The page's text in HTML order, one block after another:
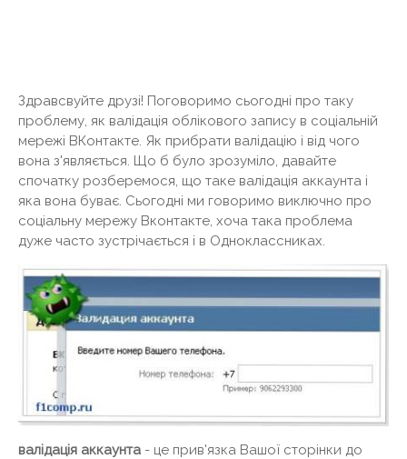
Здравсвуйте друзі! Поговоримо сьогодні про таку
проблему, як валідація облікового запису в соціальній
мережі ВКонтакте. Як прибрати валідацію і від чого
вона з'являється. Що б було зрозуміло, давайте
спочатку розберемося, що таке валідація аккаунта і
яка вона буває. Сьогодні ми говоримо виключно про
соціальну мережу Вконтакте, хоча така проблема
дуже часто зустрічається і в Одноклассниках.
валідація аккаунта - це прив'язка Вашої сторінки до